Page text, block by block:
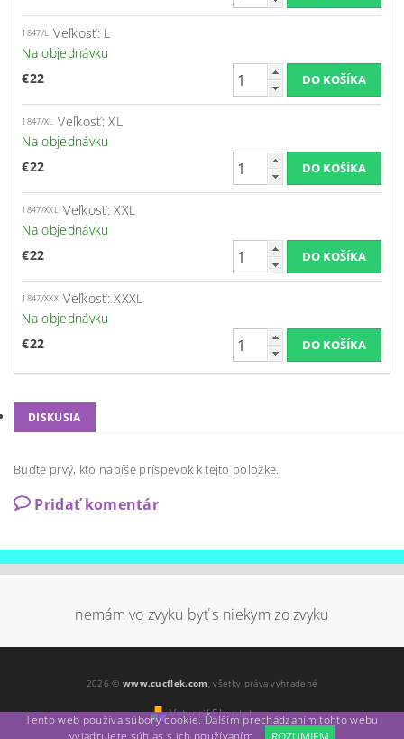
1847/L Veľkosť: L
Na objednávku
€22
1847/XL Veľkosť: XL
Na objednávku
€22
1847/XXL Veľkosť: XXL
Na objednávku
€22
1847/XXX Veľkosť: XXXL
Na objednávku
€22
DISKUSIA
Buďte prvý, kto napíše príspevok k tejto položke.
Pridať komentár
nemám vo zvyku byť s niekym zo zvyku
2026 © www.cucflek.com, všetky práva vyhradené
Vytvoril Shoptet
Tento web používa súbory cookie. Ďalším prechádzaním tohto webu